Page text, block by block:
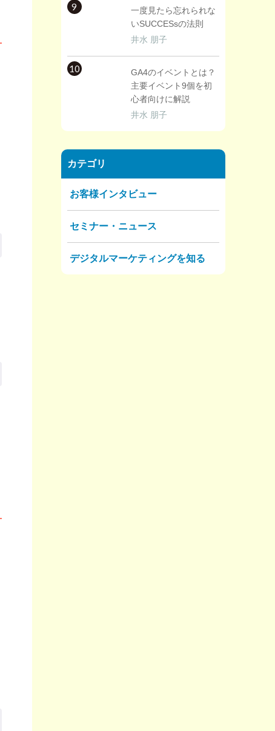
9
一度見たら忘れられな
いSUCCESsの法則
井水 朋子
10
GA4のイベントとは？
主要イベント9個を初
心者向けに解説
井水 朋子
カテゴリ
お客様インタビュー
セミナー・ニュース
デジタルマーケティングを知る